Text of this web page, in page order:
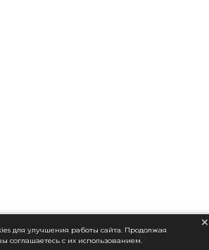
×
для улучшения работы сайта. Продолжая
соглашаетесь с их использованием.